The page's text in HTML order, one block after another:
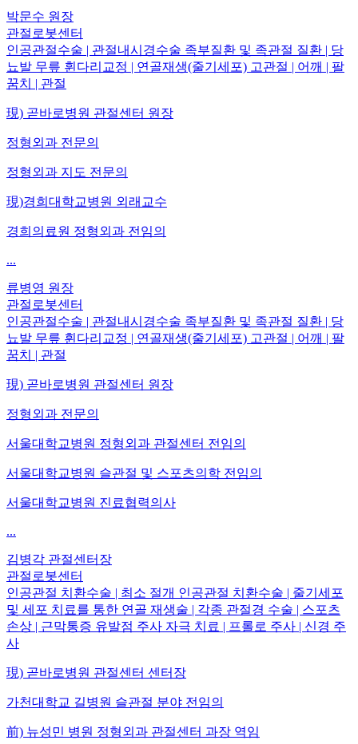
박문수 원장
관절로봇센터
인공관절수술 | 관절내시경수술 족부질환 및 족관절 질환 | 당
뇨발 무릎 휜다리교정 | 연골재생(줄기세포) 고관절 | 어깨 | 팔
꿈치 | 관절
現) 곧바로병원 관절센터 원장
정형외과 전문의
정형외과 지도 전문의
現)경희대학교병원 외래교수
경희의료원 정형외과 전임의
...
류병영 원장
관절로봇센터
인공관절수술 | 관절내시경수술 족부질환 및 족관절 질환 | 당
뇨발 무릎 휜다리교정 | 연골재생(줄기세포) 고관절 | 어깨 | 팔
꿈치 | 관절
現) 곧바로병원 관절센터 원장
정형외과 전문의
서울대학교병원 정형외과 관절센터 전임의
서울대학교병원 슬관절 및 스포츠의학 전임의
서울대학교병원 진료협력의사
...
김병각 관절센터장
관절로봇센터
인공관절 치환수술 | 최소 절개 인공관절 치환수술 | 줄기세포
및 세포 치료를 통한 연골 재생술 | 각종 관절경 수술 | 스포츠
손상 | 근막통증 유발점 주사 자극 치료 | 프롤로 주사 | 신경 주
사
現) 곧바로병원 관절센터 센터장
가천대학교 길병원 슬관절 분야 전임의
前) 뉴성민 병원 정형외과 관절센터 과장 역임